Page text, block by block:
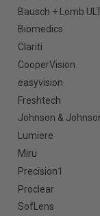
Bausch + Lomb
Biomedics
Clariti
CooperVision
easyvision
Freshtech
Johnson &
Lumiere
Miru
Precision1
Proclear
SofLens